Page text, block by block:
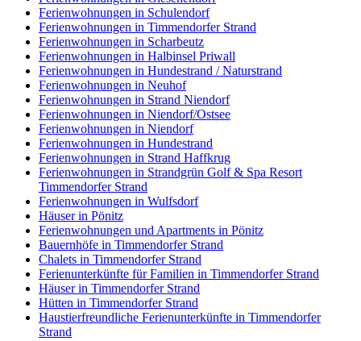
Ferienwohnungen in Schulendorf
Ferienwohnungen in Timmendorfer Strand
Ferienwohnungen in Scharbeutz
Ferienwohnungen in Halbinsel Priwall
Ferienwohnungen in Hundestrand / Naturstrand
Ferienwohnungen in Neuhof
Ferienwohnungen in Strand Niendorf
Ferienwohnungen in Niendorf/Ostsee
Ferienwohnungen in Niendorf
Ferienwohnungen in Hundestrand
Ferienwohnungen in Strand Haffkrug
Ferienwohnungen in Strandgrün Golf & Spa Resort
Timmendorfer Strand
Ferienwohnungen in Wulfsdorf
Häuser in Pönitz
Ferienwohnungen und Apartments in Pönitz
Bauernhöfe in Timmendorfer Strand
Chalets in Timmendorfer Strand
Ferienunterkünfte für Familien in Timmendorfer Strand
Häuser in Timmendorfer Strand
Hütten in Timmendorfer Strand
Haustierfreundliche Ferienunterkünfte in Timmendorfer
Strand